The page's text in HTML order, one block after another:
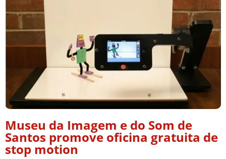
Museu da Imagem e do Som de
Santos promove oficina gratuita de
stop motion